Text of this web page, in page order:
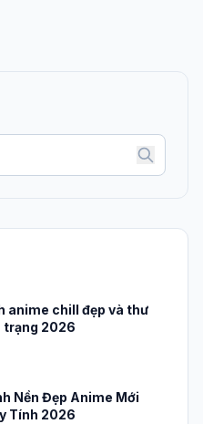
anime chill đẹp và thư
trạng 2026
Nền Đẹp Anime Mới
Tính 2026